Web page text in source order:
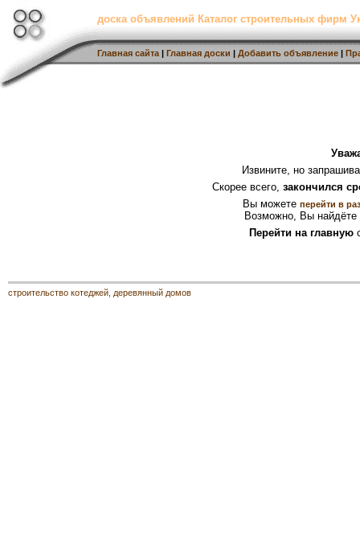
доска объявлений Каталог строительных фирм
Главная сайта | Главная доски | Добавить объявление |
Извините, но
Скорее всего, закончился
Вы можете перейти в
Возможно, Вы найдёте
Перейти на главную
строительство котеджей, деревянный домов